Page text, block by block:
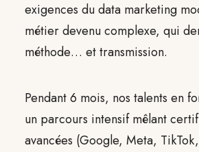
exigences du data marketing
métier devenu complexe, qui
méthode… et transmission.
Pendant 6 mois, nos talents en
un parcours intensif mêlant
avancées (Google, Meta,